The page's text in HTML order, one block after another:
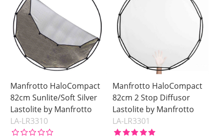
Manfrotto HaloCompact
82cm Sunlite/Soft Silver
Lastolite by Manfrotto
LA-LR3310
Manfrotto HaloCompact
82cm 2 Stop Diffusor
Lastolite by Manfrotto
LA-LR3301